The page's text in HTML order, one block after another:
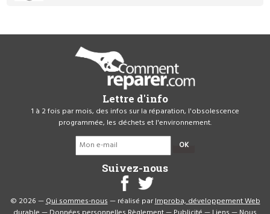
Lettre d'info
1 à 2 fois par mois, des infos sur la réparation, l'obsolescence
programmée, les déchets et l'environnement.
OK
Suivez-nous
© 2026 —Qui sommes-nous— réalisé parImproba, développement Web